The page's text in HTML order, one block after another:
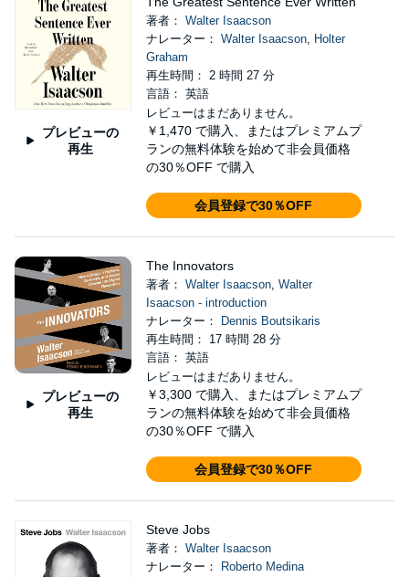
プレビューの
再生
著者： Walter Isaacson
ナレーター： Walter Isaacson, Holter
Graham
再生時間： 2 時間 27 分
言語： 英語
レビューはまだありません。
￥1,470 で購入、またはプレミアムプ
ランの無料体験を始めて非会員価格
の30％OFF で購入
会員登録で30％OFF
プレビューの
再生
The Innovators
著者： Walter Isaacson, Walter
Isaacson - introduction
ナレーター：
Dennis Boutsikaris
再生時間： 17 時間 28 分
言語： 英語
レビューはまだありません。
￥3,300 で購入、またはプレミアムプ
ランの無料体験を始めて非会員価格
の30％OFF で購入
会員登録で30％OFF
Steve Jobs
著者： Walter Isaacson
ナレーター：
Roberto Medina